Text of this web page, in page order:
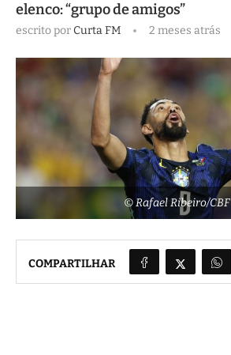
elenco: “grupo de amigos”
escrito porCurta FM 2 meses atrás
© Rafael Ribeiro/CBF
COMPARTILHAR